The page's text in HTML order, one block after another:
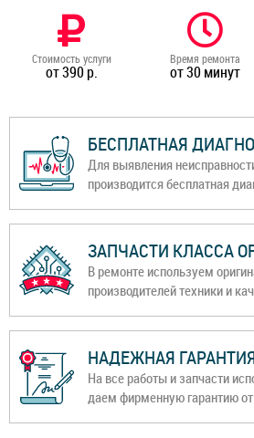
Стоимость услуги
от 390 р.
Время ремонта
от 30 минут
БЕСПЛАТНАЯ
Для выявления
производится бесплатная
ЗАПЧАСТИ КЛАССА
В ремонте используем
производителей техники и
НАДЕЖНАЯ
На все работы и запчасти
даем фирменную гарантию